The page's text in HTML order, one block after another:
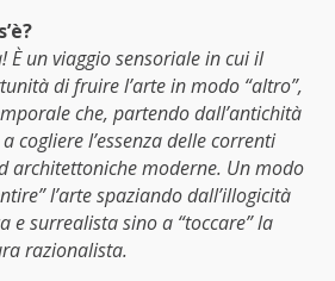
È un viaggio sensoriale in cui il
di fruire l’arte in modo “altro”,
che, partendo dall’antichità
cogliere l’essenza delle correnti
architettoniche moderne. Un modo
l’arte spaziando dall’illogicità
e surrealista sino a “toccare” la
razionalista.